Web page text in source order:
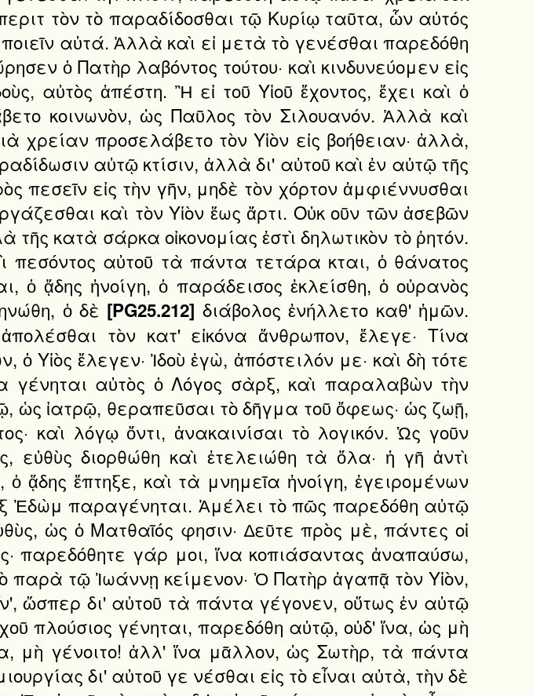
τὸν τὸ παραδίδοσθαι τῷ Κυρίῳ ταῦτα, ὧν αὐτός
αὐτά. Ἀλλὰ καὶ εἰ μετὰ τὸ γενέσθαι παρεδόθη
ὁ Πατὴρ λαβόντος τούτου· καὶ κινδυνεύομεν εἰς
αὐτὸς ἀπέστη. Ἢ εἰ τοῦ Υἱοῦ ἔχοντος, ἔχει καὶ ὁ
κοινωνὸν, ὡς Παῦλος τὸν Σιλουανόν. Ἀλλὰ καὶ
χρείαν προσελάβετο τὸν Υἱὸν εἰς βοήθειαν· ἀλλὰ,
αὐτῷ κτίσιν, ἀλλὰ δι' αὐτοῦ καὶ ἐν αὐτῷ τῆς
πεσεῖν εἰς τὴν γῆν, μηδὲ τὸν χόρτον ἀμφιέννυσθαι
καὶ τὸν Υἱὸν ἕως ἄρτι. Οὐκ οῦν τῶν ἀσεβῶν
κατὰ σάρκα οἰκονομίας ἐστὶ δηλωτικὸν τὸ ῥητόν.
αὐτοῦ τὰ πάντα τετάρα κται, ὁ θάνατος
ᾅδης ἠνοίγη, ὁ παράδεισος ἐκλείσθη, ὁ οὐρανὸς
ὁ δὲ [PG25.212] διάβολος ἐνήλλετο καθ' ἡμῶν.
τὸν κατ' εἰκόνα ἄνθρωπον, ἔλεγε· Τίνα
Υἱὸς ἔλεγεν· Ἰδοὺ ἐγὼ, ἀπόστειλόν με· καὶ δὴ τότε
γένηται αὐτὸς ὁ Λόγος σὰρξ, καὶ παραλαβὼν τὴν
ἰατρῷ, θεραπεῦσαι τὸ δῆγμα τοῦ ὄφεως· ὡς ζωῇ,
καὶ λόγῳ ὄντι, ἀνακαινίσαι τὸ λογικόν. Ὡς γοῦν
διορθώθη καὶ ἐτελειώθη τὰ ὅλα· ἡ γῆ ἀντὶ
ᾅδης ἔπτηξε, καὶ τὰ μνημεῖα ἠνοίγη, ἐγειρομένων
Ἐδὼμ παραγένηται. Ἀμέλει τὸ πῶς παρεδόθη αὐτῷ
ὡς ὁ Ματθαῖός φησιν· ∆εῦτε πρὸς μὲ, πάντες οἱ
παρεδόθητε γάρ μοι, ἵνα κοπιάσαντας ἀναπαύσω,
παρὰ τῷ Ἰωάννῃ κείμενον· Ὁ Πατὴρ ἀγαπᾷ τὸν Υἱὸν,
ὥσπερ δι' αὐτοῦ τὰ πάντα γέγονεν, οὕτως ἐν αὐτῷ
πλούσιος γένηται, παρεδόθη αὐτῷ, οὐδ' ἵνα, ὡς μὴ
μὴ γένοιτο! ἀλλ' ἵνα μᾶλλον, ὡς Σωτὴρ, τὰ πάντα
δι' αὐτοῦ γε νέσθαι εἰς τὸ εἶναι αὐτὰ, τὴν δὲ